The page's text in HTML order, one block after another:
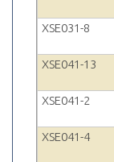
XSE031-8
XSE041-13
XSE041-2
XSE041-4